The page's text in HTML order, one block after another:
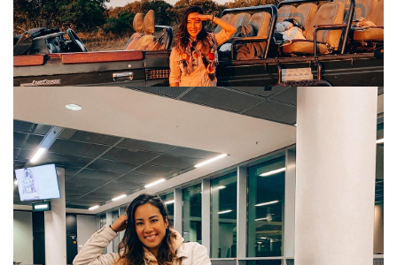
TRAVEL
2. FEBRUAR 2023
JOHANNESBURG – EINE STADT VOLLER
KONTRASTE | SÜDAFRIKA
Mein kurzer Aufenthalt in Johannesburg war geprägt von
Kontrasten und einer faszinierenden Mischung aus Spannung
und Kultur. Als größte Stadt Südafrikas ist Johannesburg
bekannt für seine lebendige At…
READ MORE